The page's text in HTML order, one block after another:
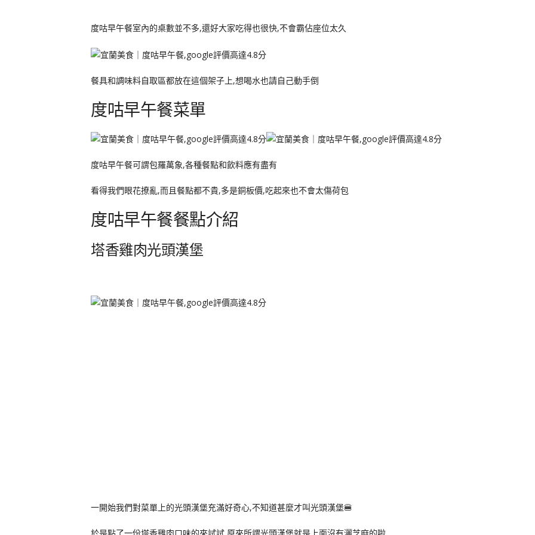
度咕早午餐室內的桌數並不多,還好大家吃得也很快,不會霸佔座位太久
餐具和調味料自取區都放在這個架子上,想喝水也請自己動手倒
度咕早午餐菜單
度咕早午餐可謂包羅萬象,各種餐點和飲料應有盡有
看得我們眼花撩亂,而且餐點都不貴,多是銅板價,吃起來也不會太傷荷包
度咕早午餐餐點介紹
塔香雞肉光頭漢堡
一開始我們對菜單上的光頭漢堡充滿好奇心,不知道甚麼才叫光頭漢堡🍔